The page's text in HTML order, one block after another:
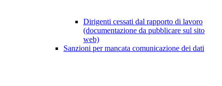
Dirigenti cessati dal rapporto di lavoro
(documentazione da pubblicare sul sito
web)
Sanzioni per mancata comunicazione dei dati